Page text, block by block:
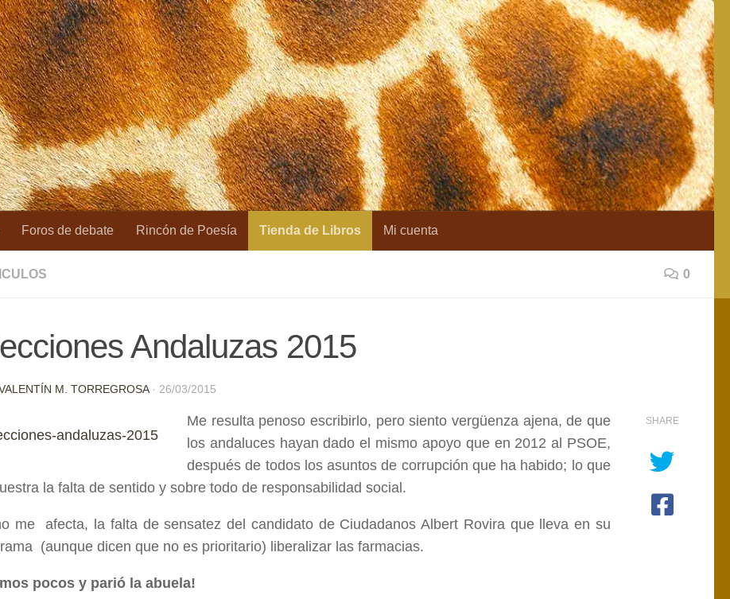
Foros de debate Rincón de Poesía Tienda de Libros Mi cuenta
0
Andaluzas 2015
M. TORREGROSA · 26/03/2015
Me resulta penoso escribirlo, pero siento vergüenza ajena, de que
los andaluces hayan dado el mismo apoyo que en 2012 al PSOE,
después de todos los asuntos de corrupción que ha habido; lo que
la falta de sentido y sobre todo de responsabilidad social.
me afecta, la falta de sensatez del candidato de Ciudadanos Albert Rovira que lleva en su
(aunque dicen que no es prioritario) liberalizar las farmacias.
pocos y parió la abuela!
SHARE